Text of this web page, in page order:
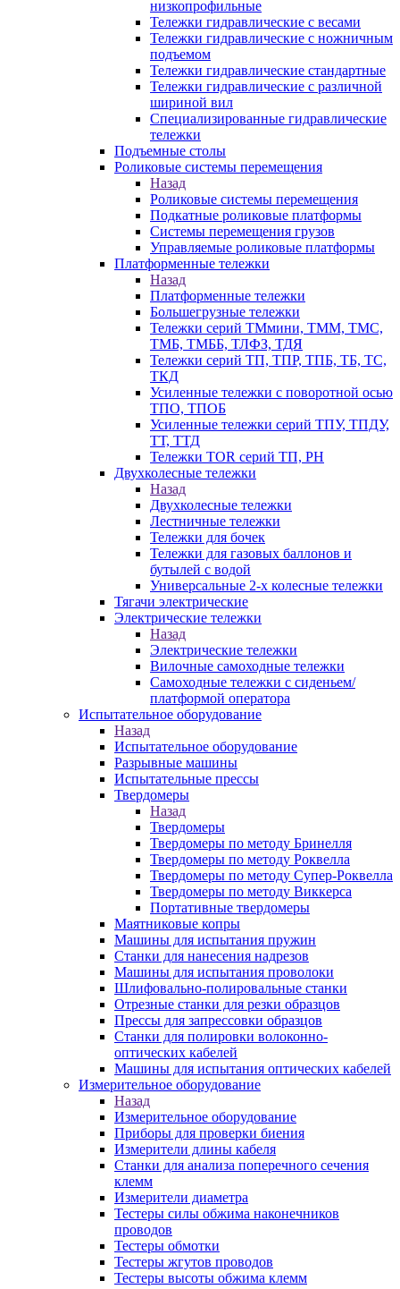
низкопрофильные
Тележки гидравлические с весами
Тележки гидравлические с ножничным
подъемом
Тележки гидравлические стандартные
Тележки гидравлические с различной
шириной вил
Специализированные гидравлические
тележки
Подъемные столы
Роликовые системы перемещения
Назад
Роликовые системы перемещения
Подкатные роликовые платформы
Системы перемещения грузов
Управляемые роликовые платформы
Платформенные тележки
Назад
Платформенные тележки
Большегрузные тележки
Тележки серий ТМмини, ТММ, ТМС,
ТМБ, ТМББ, ТЛФЗ, ТДЯ
Тележки серий ТП, ТПР, ТПБ, ТБ, ТС,
ТКД
Усиленные тележки с поворотной осью
ТПО, ТПОБ
Усиленные тележки серий ТПУ, ТПДУ,
ТТ, ТТД
Тележки TOR серий ТП, PH
Двухколесные тележки
Назад
Двухколесные тележки
Лестничные тележки
Тележки для бочек
Тележки для газовых баллонов и
бутылей с водой
Универсальные 2-х колесные тележки
Тягачи электрические
Электрические тележки
Назад
Электрические тележки
Вилочные самоходные тележки
Самоходные тележки с сиденьем/
платформой оператора
Испытательное оборудование
Назад
Испытательное оборудование
Разрывные машины
Испытательные прессы
Твердомеры
Назад
Твердомеры
Твердомеры по методу Бринелля
Твердомеры по методу Роквелла
Твердомеры по методу Супер-Роквелла
Твердомеры по методу Виккерса
Портативные твердомеры
Маятниковые копры
Машины для испытания пружин
Станки для нанесения надрезов
Машины для испытания проволоки
Шлифовально-полировальные станки
Отрезные станки для резки образцов
Прессы для запрессовки образцов
Станки для полировки волоконно-
оптических кабелей
Машины для испытания оптических кабелей
Измерительное оборудование
Назад
Измерительное оборудование
Приборы для проверки биения
Измерители длины кабеля
Станки для анализа поперечного сечения
клемм
Измерители диаметра
Тестеры силы обжима наконечников
проводов
Тестеры обмотки
Тестеры жгутов проводов
Тестеры высоты обжима клемм